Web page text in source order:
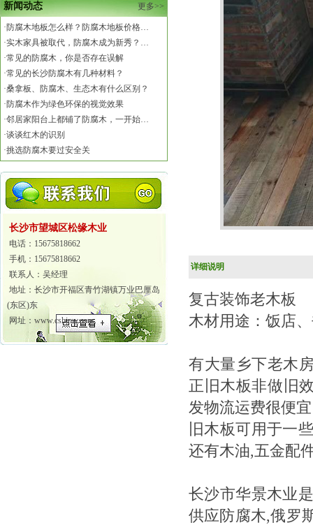
新闻动态 更多>>
· 防腐木地板怎么样？防腐木地板价格…
·实木家具被取代，防腐木成为新秀？…
·常见的防腐木，你是否存在误解
·常见的长沙防腐木有几种材料？
·桑拿板、防腐木、生态木有什么区别？
· 防腐木作为绿色环保的视觉效果
·邻居家阳台上都铺了防腐木，一开始…
·谈谈红木的识别
·挑选防腐木要过安全关
长沙市望城区松缘木业
电话：15675818662
手机：15675818662
联系人：吴经理
地址：长沙市开福区青竹湖镇万业巴厘岛
(东区)东
网址：www.cshjmy.com
详细说明
复古装饰老木板
木材用途：饭店
有大量乡下老木
正旧木板非做旧
发物流运费很便
旧木板可用于一
还有木油,五金配
长沙市华景木业
供应防腐木,俄罗